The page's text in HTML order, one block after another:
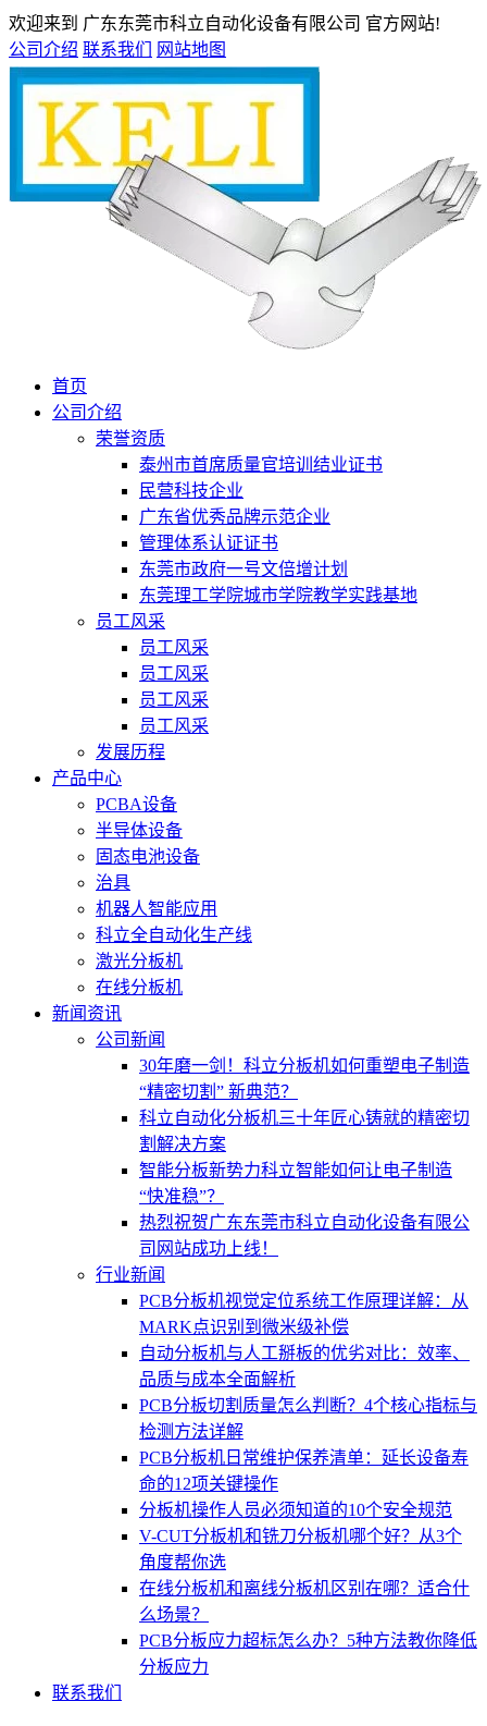
欢迎来到 广东东莞市科立自动化设备有限公司 官方网站!
公司介绍 联系我们 网站地图
首页
公司介绍
荣誉资质
泰州市首席质量官培训结业证书
民营科技企业
广东省优秀品牌示范企业
管理体系认证证书
东莞市政府一号文倍增计划
东莞理工学院城市学院教学实践基地
员工风采
员工风采
员工风采
员工风采
员工风采
发展历程
产品中心
PCBA设备
半导体设备
固态电池设备
治具
机器人智能应用
科立全自动化生产线
激光分板机
在线分板机
新闻资讯
公司新闻
30年磨一剑！科立分板机如何重塑电子制造
“精密切割” 新典范？
科立自动化分板机三十年匠心铸就的精密切
割解决方案
智能分板新势力科立智能如何让电子制造
“快准稳”？
热烈祝贺广东东莞市科立自动化设备有限公
司网站成功上线！
行业新闻
PCB分板机视觉定位系统工作原理详解：从
MARK点识别到微米级补偿
自动分板机与人工掰板的优劣对比：效率、
品质与成本全面解析
PCB分板切割质量怎么判断？4个核心指标与
检测方法详解
PCB分板机日常维护保养清单：延长设备寿
命的12项关键操作
分板机操作人员必须知道的10个安全规范
V-CUT分板机和铣刀分板机哪个好？从3个
角度帮你选
在线分板机和离线分板机区别在哪？适合什
么场景？
PCB分板应力超标怎么办？5种方法教你降低
分板应力
联系我们